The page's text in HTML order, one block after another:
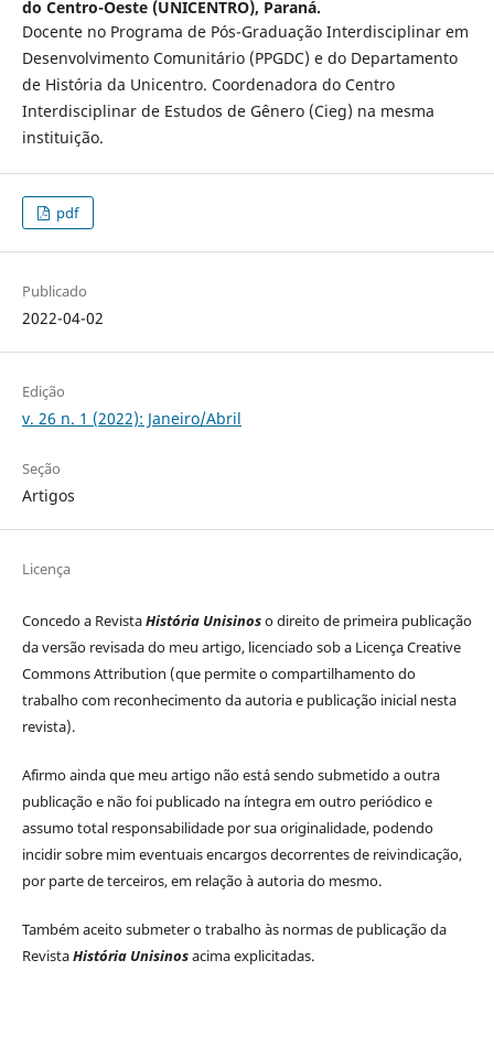
do Centro-Oeste (UNICENTRO), Paraná.
Docente no Programa de Pós-Graduação Interdisciplinar em
Desenvolvimento Comunitário (PPGDC) e do Departamento
de História da Unicentro. Coordenadora do Centro
Interdisciplinar de Estudos de Gênero (Cieg) na mesma
instituição.
pdf
Publicado
2022-04-02
Edição
v. 26 n. 1 (2022): Janeiro/Abril
Seção
Artigos
Licença
Concedo a RevistaHistória Unisinoso direito de primeira publicação
da versão revisada do meu artigo, licenciado sob a Licença Creative
Commons Attribution (que permite o compartilhamento do
trabalho com reconhecimento da autoria e publicação inicial nesta
revista).
Afirmo ainda que meu artigo não está sendo submetido a outra
publicação e não foi publicado na íntegra em outro periódico e
assumo total responsabilidade por sua originalidade, podendo
incidir sobre mim eventuais encargos decorrentes de reivindicação,
por parte de terceiros, em relação à autoria do mesmo.
Também aceito submeter o trabalho às normas de publicação da
RevistaHistória Unisinosacima explicitadas.